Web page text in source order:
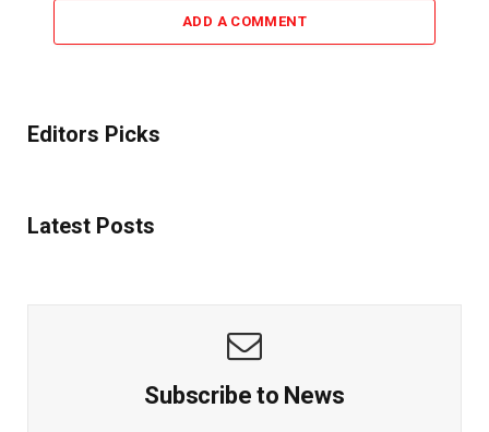
ADD A COMMENT
Editors Picks
Latest Posts
Subscribe to News